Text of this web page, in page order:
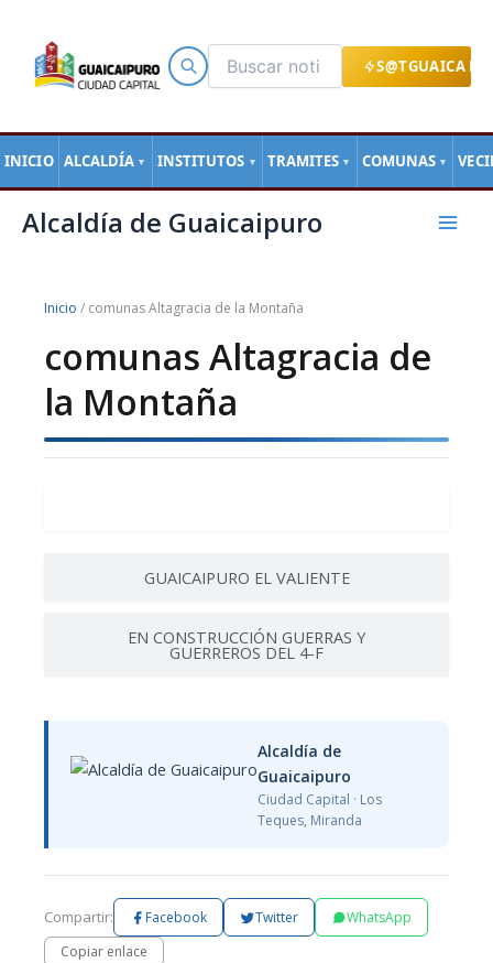
S@TGUAICA
INICIO ALCALDÍA ▼ INSTITUTOS ▼ TRAMITES ▼ COMUNAS ▼
contenido
Alcaldía de Guaicaipuro
Main
Inicio / comunas Altagracia de la Montaña
comunas Altagracia de
la Montaña
GUAICAIPURO EL VALIENTE
EN CONSTRUCCIÓN GUERRAS Y
GUERREROS DEL 4-F
Alcaldía de
Guaicaipuro
Ciudad Capital · Los
Teques, Miranda
Compartir: Facebook Twitter
WhatsApp
Copiar enlace